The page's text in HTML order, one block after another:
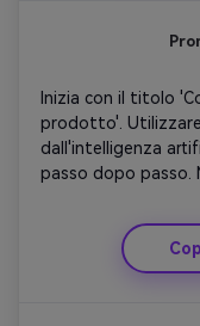
Inizia con il titolo
prodotto'.
dall'intelligenza
passo dopo passo.
evidenziare i punti
ottimistiche per
diapositiva di